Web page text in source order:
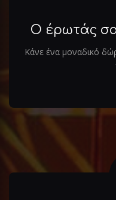
Ο έρωτάς
Κάνε ένα μοναδικό